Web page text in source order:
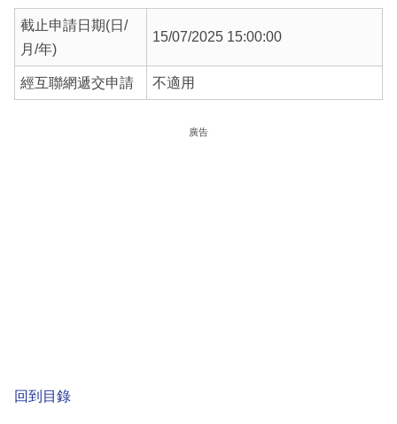
截止申請日期(日/
月/年)
15/07/2025 15:00:00
經互聯網遞交申請 不適用
廣告
回到目錄